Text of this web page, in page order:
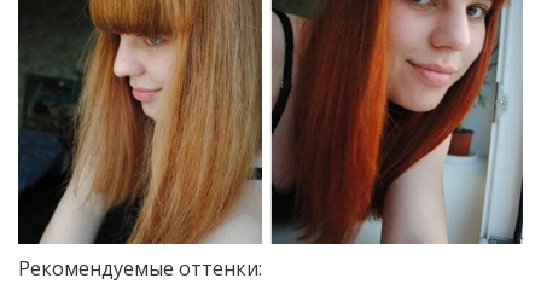
Рекомендуемые оттенки: